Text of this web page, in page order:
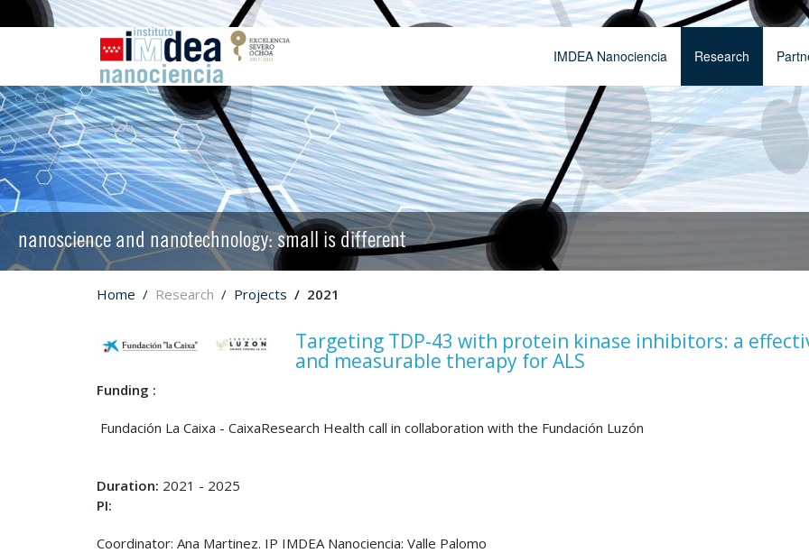
IMDEA Nanociencia Research
nanoscience and nanotechnology: small is different
Home Research Projects 2021
Targeting TDP-43 with protein kinase inhibitors: a
and measurable therapy for ALS
Funding :
Fundación La Caixa - CaixaResearch Health call in collaboration with the Fundación Luzón
Duration: 2021 - 2025
PI:
Coordinator: Ana Martinez. IP IMDEA Nanociencia: Valle Palomo